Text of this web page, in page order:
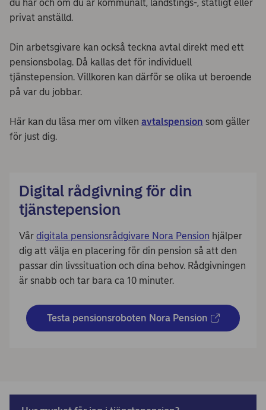
du har och om du är kommunalt, landstings-, statligt eller
privat anställd.
Din arbetsgivare kan också teckna avtal direkt med ett
pensionsbolag. Då kallas det för individuell
tjänstepension. Villkoren kan därför se olika ut beroende
på var du jobbar.
Här kan du läsa mer om vilken avtalspension som gäller
för just dig.
Digital rådgivning för din
tjänstepension
Vår digitala pensionsrådgivare Nora Pension hjälper
dig att välja en placering för din pension så att den
passar din livssituation och dina behov. Rådgivningen
är snabb och tar bara ca 10 minuter.
Testa pensionsroboten Nora Pension